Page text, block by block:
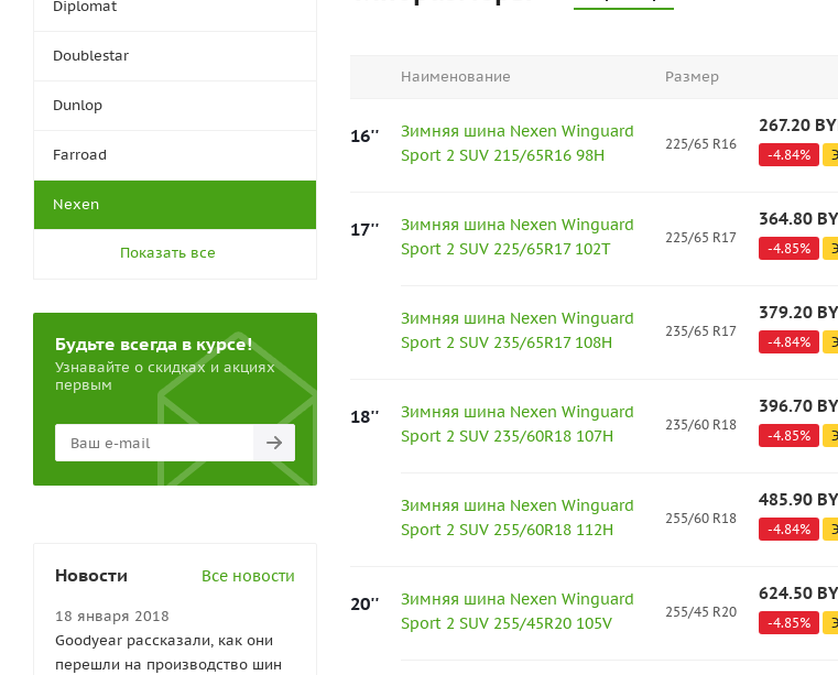
Наименование Размер
16''
Зимняя шина Nexen Winguard
Sport 2 SUV 215/65R16 98H
225/65 R16
267.20
-4.84%
17''
Зимняя шина Nexen Winguard
Sport 2 SUV 225/65R17 102T
225/65 R17
364.80
-4.85%
Зимняя шина Nexen Winguard
Sport 2 SUV 235/65R17 108H
235/65 R17
379.20
-4.84%
18''
Зимняя шина Nexen Winguard
Sport 2 SUV 235/60R18 107H
235/60 R18
396.70
-4.85%
Зимняя шина Nexen Winguard
Sport 2 SUV 255/60R18 112H
255/60 R18
485.90
-4.84%
20''
Зимняя шина Nexen Winguard
Sport 2 SUV 255/45R20 105V
255/45 R20
624.50
-4.85%
Diplomat
Doublestar
Dunlop
Farroad
Nexen
Показать все
Будьте всегда в курсе!
Узнавайте о скидках и акциях
первым
Новости Все новости
18 января 2018
Goodyear рассказали, как они
перешли на производство шин